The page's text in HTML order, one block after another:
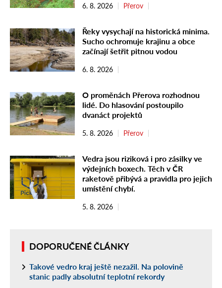
6. 8. 2026 Přerov
Řeky vysychají na historická minima.
Sucho ochromuje krajinu a obce
začínají šetřit pitnou vodou
6. 8. 2026
O proměnách Přerova rozhodnou
lidé. Do hlasování postoupilo
dvanáct projektů
5. 8. 2026 Přerov
Vedra jsou riziková i pro zásilky ve
výdejních boxech. Těch v ČR
raketově přibývá a pravidla pro jejich
umístění chybí.
5. 8. 2026
DOPORUČENÉ ČLÁNKY
Takové vedro kraj ještě nezažil. Na polovině
stanic padly absolutní teplotní rekordy